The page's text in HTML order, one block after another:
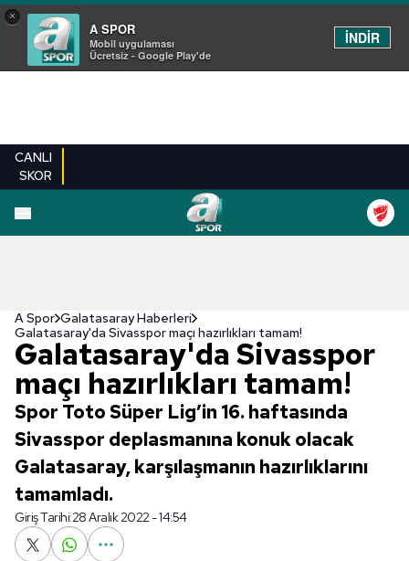
×
A SPOR
Mobil uygulaması
Ücretsiz - Google Play'de
İNDİR
CANLI
SKOR
A Spor Galatasaray Haberleri
Galatasaray'da Sivasspor maçı hazırlıkları tamam!
Galatasaray'da Sivasspor
maçı hazırlıkları tamam!
Spor Toto Süper Lig’in 16. haftasında
Sivasspor deplasmanına konuk olacak
Galatasaray, karşılaşmanın hazırlıklarını
tamamladı.
Giriş Tarihi:28 Aralık 2022 - 14:54